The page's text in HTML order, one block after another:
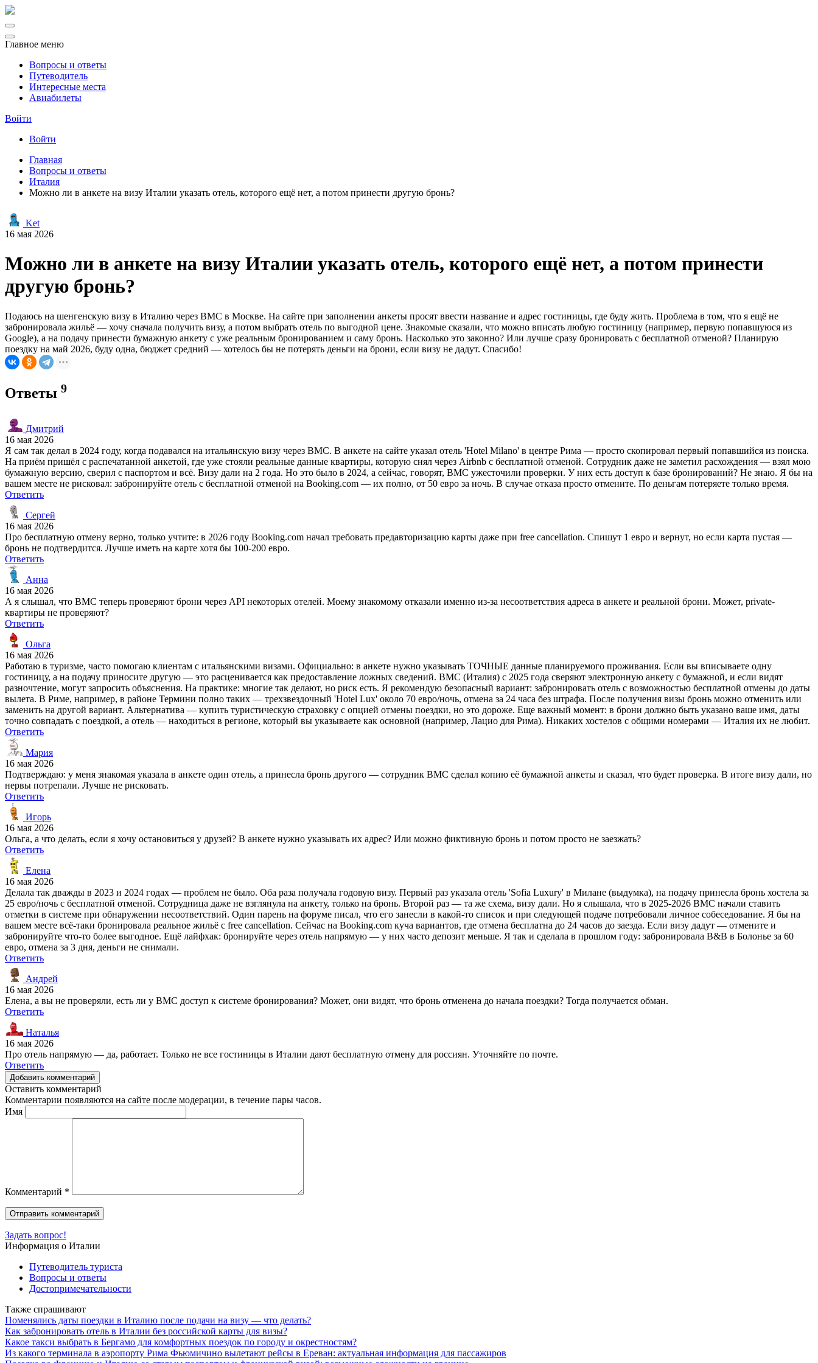
Главное меню
Вопросы и ответы
Путеводитель
Интересные места
Авиабилеты
Войти
Войти
Главная
Вопросы и ответы
Италия
Можно ли в анкете на визу Италии указать отель, которого ещё нет, а потом принести другую бронь?
Ket
16 мая 2026
Можно ли в анкете на визу Италии указать отель, которого ещё нет, а потом принести
другую бронь?
Подаюсь на шенгенскую визу в Италию через ВМС в Москве. На сайте при заполнении анкеты просят ввести название и адрес гостиницы, где буду жить. Проблема в том, что я ещё не
забронировала жильё — хочу сначала получить визу, а потом выбрать отель по выгодной цене. Знакомые сказали, что можно вписать любую гостиницу (например, первую попавшуюся из
Google), а на подачу принести бумажную анкету с уже реальным бронированием и саму бронь. Насколько это законно? Или лучше сразу бронировать с бесплатной отменой? Планирую
поездку на май 2026, буду одна, бюджет средний — хотелось бы не потерять деньги на брони, если визу не дадут. Спасибо!
Ответы 9
Дмитрий
16 мая 2026
Я сам так делал в 2024 году, когда подавался на итальянскую визу через ВМС. В анкете на сайте указал отель 'Hotel Milano' в центре Рима — просто скопировал первый попавшийся из поиска.
На приём пришёл с распечатанной анкетой, где уже стояли реальные данные квартиры, которую снял через Airbnb с бесплатной отменой. Сотрудник даже не заметил расхождения — взял мою
бумажную версию, сверил с паспортом и всё. Визу дали на 2 года. Но это было в 2024, а сейчас, говорят, ВМС ужесточили проверки. У них есть доступ к базе бронирований? Не знаю. Я бы на
вашем месте не рисковал: забронируйте отель с бесплатной отменой на Booking.com — их полно, от 50 евро за ночь. В случае отказа просто отмените. По деньгам потеряете только время.
Ответить
Сергей
16 мая 2026
Про бесплатную отмену верно, только учтите: в 2026 году Booking.com начал требовать предавторизацию карты даже при free cancellation. Спишут 1 евро и вернут, но если карта пустая —
бронь не подтвердится. Лучше иметь на карте хотя бы 100-200 евро.
Ответить
Анна
16 мая 2026
А я слышал, что ВМС теперь проверяют брони через API некоторых отелей. Моему знакомому отказали именно из-за несоответствия адреса в анкете и реальной брони. Может, private-
квартиры не проверяют?
Ответить
Ольга
16 мая 2026
Работаю в туризме, часто помогаю клиентам с итальянскими визами. Официально: в анкете нужно указывать ТОЧНЫЕ данные планируемого проживания. Если вы вписываете одну
гостиницу, а на подачу приносите другую — это расценивается как предоставление ложных сведений. ВМС (Италия) с 2025 года сверяют электронную анкету с бумажной, и если видят
разночтение, могут запросить объяснения. На практике: многие так делают, но риск есть. Я рекомендую безопасный вариант: забронировать отель с возможностью бесплатной отмены до даты
вылета. В Риме, например, в районе Термини полно таких — трехзвездочный 'Hotel Lux' около 70 евро/ночь, отмена за 24 часа без штрафа. После получения визы бронь можно отменить или
заменить на другой вариант. Альтернатива — купить туристическую страховку с опцией отмены поездки, но это дороже. Еще важный момент: в брони должно быть указано ваше имя, даты
точно совпадать с поездкой, а отель — находиться в регионе, который вы указываете как основной (например, Лацио для Рима). Никаких хостелов с общими номерами — Италия их не любит.
Ответить
Мария
16 мая 2026
Подтверждаю: у меня знакомая указала в анкете один отель, а принесла бронь другого — сотрудник ВМС сделал копию её бумажной анкеты и сказал, что будет проверка. В итоге визу дали, но
нервы потрепали. Лучше не рисковать.
Ответить
Игорь
16 мая 2026
Ольга, а что делать, если я хочу остановиться у друзей? В анкете нужно указывать их адрес? Или можно фиктивную бронь и потом просто не заезжать?
Ответить
Елена
16 мая 2026
Делала так дважды в 2023 и 2024 годах — проблем не было. Оба раза получала годовую визу. Первый раз указала отель 'Sofia Luxury' в Милане (выдумка), на подачу принесла бронь хостела за
25 евро/ночь с бесплатной отменой. Сотрудница даже не взглянула на анкету, только на бронь. Второй раз — та же схема, визу дали. Но я слышала, что в 2025-2026 ВМС начали ставить
отметки в системе при обнаружении несоответствий. Один парень на форуме писал, что его занесли в какой-то список и при следующей подаче потребовали личное собеседование. Я бы на
вашем месте всё-таки бронировала реальное жильё с free cancellation. Сейчас на Booking.com куча вариантов, где отмена бесплатна до 24 часов до заезда. Если визу дадут — отмените и
забронируйте что-то более выгодное. Ещё лайфхак: бронируйте через отель напрямую — у них часто депозит меньше. Я так и сделала в прошлом году: забронировала B&B в Болонье за 60
евро, отмена за 3 дня, деньги не снимали.
Ответить
Андрей
16 мая 2026
Елена, а вы не проверяли, есть ли у ВМС доступ к системе бронирования? Может, они видят, что бронь отменена до начала поездки? Тогда получается обман.
Ответить
Наталья
16 мая 2026
Про отель напрямую — да, работает. Только не все гостиницы в Италии дают бесплатную отмену для россиян. Уточняйте по почте.
Ответить
Добавить комментарий
Оставить комментарий
Комментарии появляются на сайте после модерации, в течение пары часов.
Имя
Комментарий *
Задать вопрос!
Информация о Италии
Путеводитель туриста
Вопросы и ответы
Достопримечательности
Также спрашивают
Поменялись даты поездки в Италию после подачи на визу — что делать?
Как забронировать отель в Италии без российской карты для визы?
Какое такси выбрать в Бергамо для комфортных поездок по городу и окрестностям?
Из какого терминала в аэропорту Рима Фьюмичино вылетают рейсы в Ереван: актуальная информация для пассажиров